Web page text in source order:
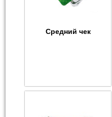
Средний чек